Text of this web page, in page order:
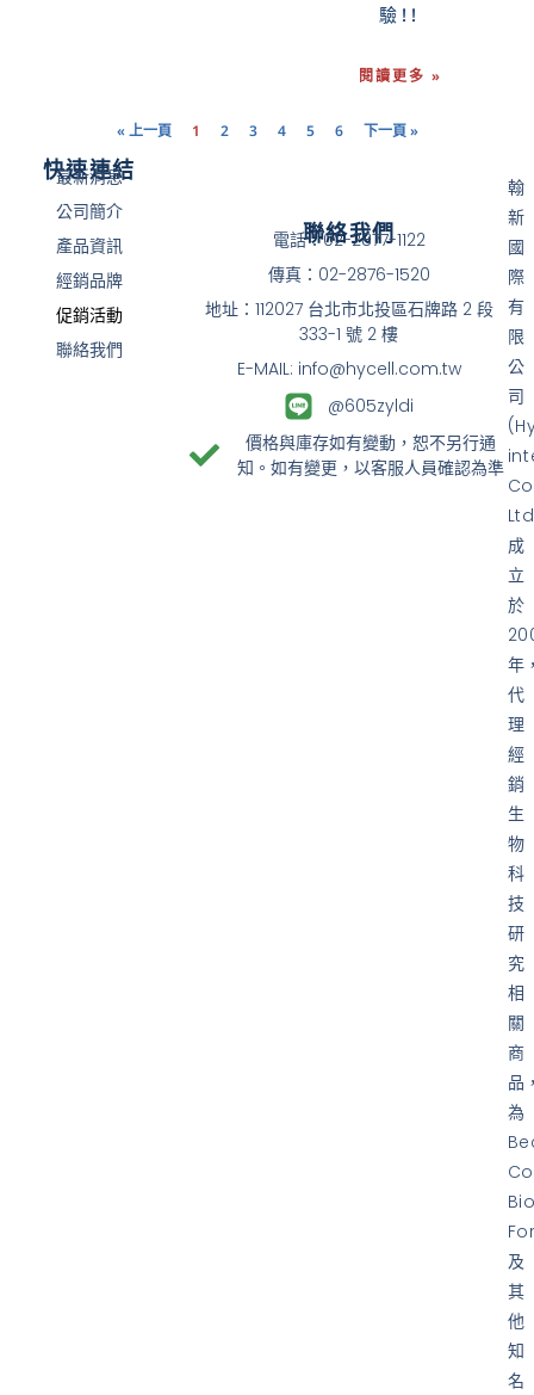
驗!!
閱讀更多 »
« 上一頁 1 2 3 4 5 6 下一頁 »
翰
新
國
際
有
限
公
司
成
立
於
年
代
理
經
銷
生
物
科
技
研
究
相
關
商
品
為
及
其
他
知
名
快速連結
最新消息
公司簡介
產品資訊
經銷品牌
促銷活動
聯絡我們
聯絡我們
電話：02-2877-1122
傳真：02-2876-1520
地址：112027 台北市北投區石牌路 2 段
333-1 號 2 樓
E-MAIL: info@hycell.com.tw
@605zyldi
價格與庫存如有變動，恕不另行通
知。如有變更，以客服人員確認為準